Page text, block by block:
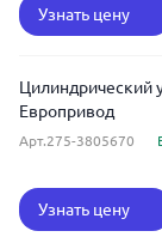
Узнать цену
Цилиндрический
Европривод
Арт.275-3805670
Узнать цену